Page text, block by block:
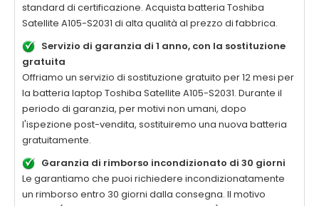
standard di certificazione. Acquista batteria Toshiba
Satellite A105-S2031 di alta qualità al prezzo di fabbrica.
Servizio di garanzia di 1 anno, con la sostituzione
gratuita
Offriamo un servizio di sostituzione gratuito per 12 mesi per
la batteria laptop Toshiba Satellite A105-S2031. Durante il
periodo di garanzia, per motivi non umani, dopo
l'ispezione post-vendita, sostituiremo una nuova batteria
gratuitamente.
Garanzia di rimborso incondizionato di 30 giorni
Le garantiamo che puoi richiedere incondizionatamente
un rimborso entro 30 giorni dalla consegna. Il motivo